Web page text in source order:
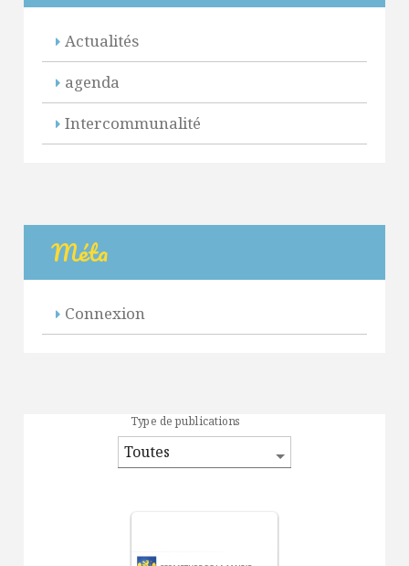
Actualités
agenda
Intercommunalité
Méta
Connexion
Type de publications